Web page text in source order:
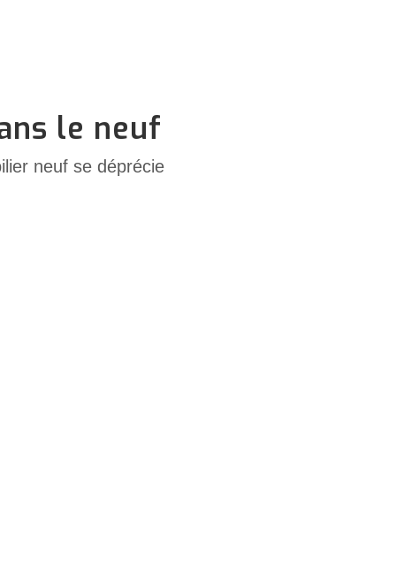
le neuf
neuf se déprécie